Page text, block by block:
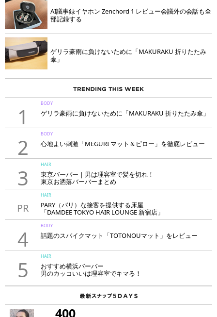
AI議事録イヤホン Zenchord 1 レビュー会議外の会話も全
部記録する
ゲリラ豪雨に負けないために「MAKURAKU 折りたたみ
傘」
1
BODY
ゲリラ豪雨に負けないために「MAKURAKU 折りたたみ傘」
2
BODY
心地よい刺激「MEGURI マット＆ピロー」を徹底レビュー
3
HAIR
東京バーバー｜男は理容室で髪を切れ！
東京お洒落バーバーまとめ
PR
HAIR
PARY（パリ）な接客を提供する床屋
「DAMDEE TOKYO HAIR LOUNGE 新宿店」
4
BODY
話題のスパイクマット「TOTONOUマット」をレビュー
5
HAIR
おすすめ横浜バーバー
男のカッコいいは理容室でキマる！
400